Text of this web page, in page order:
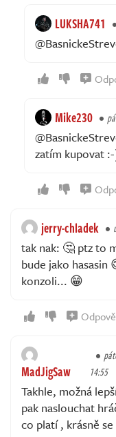
LUKSHA741
Mike230
zatím kupovat
jerry-chladek
tak nak: 🤔 ptz to
bude jako hasasin
konzoli... 😁
MadJigSaw
14:55
Takhle, možná
pak naslouchat
co platí , krásně